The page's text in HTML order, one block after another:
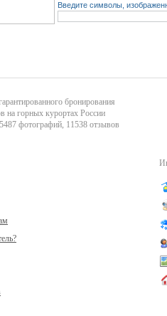
Введите символы,
бронирования
на горных курортах России
фотографий, 11538 отзывов